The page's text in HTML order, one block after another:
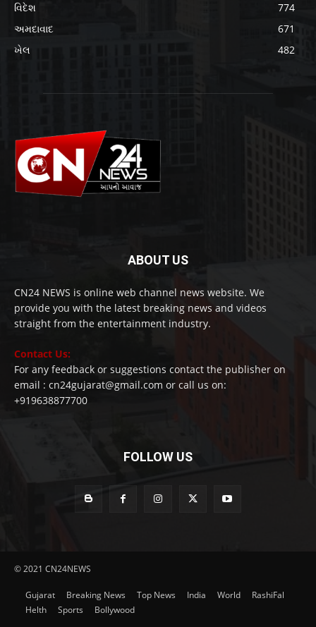
વિદેશ
774
અમદાવાદ
671
ખેલ
482
ABOUT US
CN24 NEWS is online web channel news website. We
provide you with the latest breaking news and videos
straight from the entertainment industry.
Contact Us:
For any feedback or suggestions contact the publisher on
email : cn24gujarat@gmail.com or call us on:
+919638877700
FOLLOW US
© 2021 CN24NEWS
Gujarat Breaking News Top News India World
RashiFal
Helth
Sports Bollywood